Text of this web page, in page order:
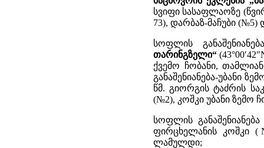
სვიფი სასაფლაოზე
73), დარბაზ-მაჩუბი (№5)
სოფლის
თარინგზელი“
ქვემო ჩობანი,
განაშენიანება-უბანი
წმ. გიორგის ტაძრის
(№2), კოშკი უბანი ზემო
სოფლის
ფირცხელანის კოშკი
ლამულდი;